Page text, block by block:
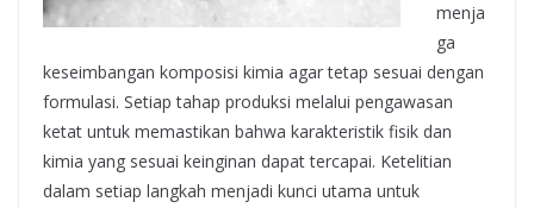
menja
ga
keseimbangan komposisi kimia agar tetap sesuai dengan
formulasi. Setiap tahap produksi melalui pengawasan
ketat untuk memastikan bahwa karakteristik fisik dan
kimia yang sesuai keinginan dapat tercapai. Ketelitian
dalam setiap langkah menjadi kunci utama untuk